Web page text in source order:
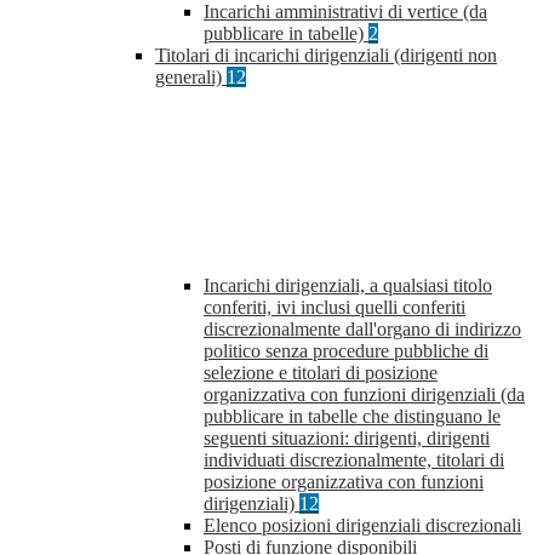
Incarichi amministrativi di vertice (da
pubblicare in tabelle) 2
Titolari di incarichi dirigenziali (dirigenti non
generali) 12
Incarichi dirigenziali, a qualsiasi titolo
conferiti, ivi inclusi quelli conferiti
discrezionalmente dall'organo di indirizzo
politico senza procedure pubbliche di
selezione e titolari di posizione
organizzativa con funzioni dirigenziali (da
pubblicare in tabelle che distinguano le
seguenti situazioni: dirigenti, dirigenti
individuati discrezionalmente, titolari di
posizione organizzativa con funzioni
dirigenziali) 12
Elenco posizioni dirigenziali discrezionali
Posti di funzione disponibili